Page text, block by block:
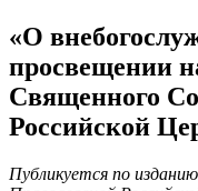
«О
просвещении
Священного
Российской
Публикуется по